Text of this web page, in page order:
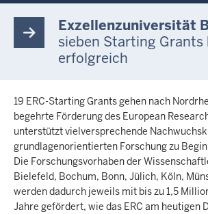
Exzellenzuniversität
sieben Starting Grants
erfolgreich
19 ERC-Starting Grants gehen nach
begehrte Förderung des European
unterstützt vielversprechende
grundlagenorientierten Forschung zu
Die Forschungsvorhaben der
Bielefeld, Bochum, Bonn, Jülich, Köln,
werden dadurch jeweils mit bis zu 1,5
Jahre gefördert, wie das ERC am heutigen